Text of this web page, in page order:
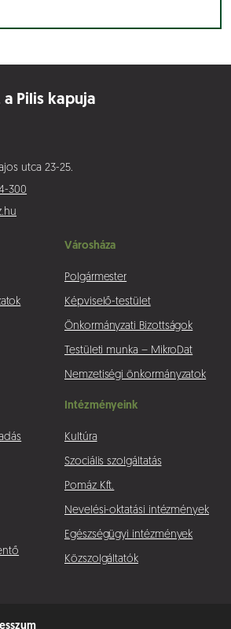
a Pilis kapuja
utca 23-25.
300
Városháza
Polgármester
Képviselő-testület
Önkormányzati Bizottságok
Testületi munka – MikroDat
Nemzetiségi önkormányzatok
Intézményeink
Kultúra
Szociális szolgáltatás
Pomáz Kft.
Nevelési-oktatási intézmények
Egészségügyi intézmények
Közszolgáltatók